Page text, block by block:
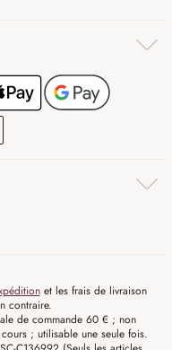
et les frais de livraison
contraire.
de commande 60 € ; non
; utilisable une seule fois.